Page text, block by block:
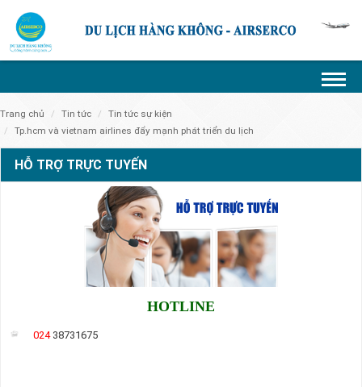
trang chủ tin tức
tin tức sự kiện
tp.hcm và vietnam airlines đẩy mạnh phát triển du lịch
HỖ TRỢ TRỰC TUYẾN
HOTLINE
02438731675